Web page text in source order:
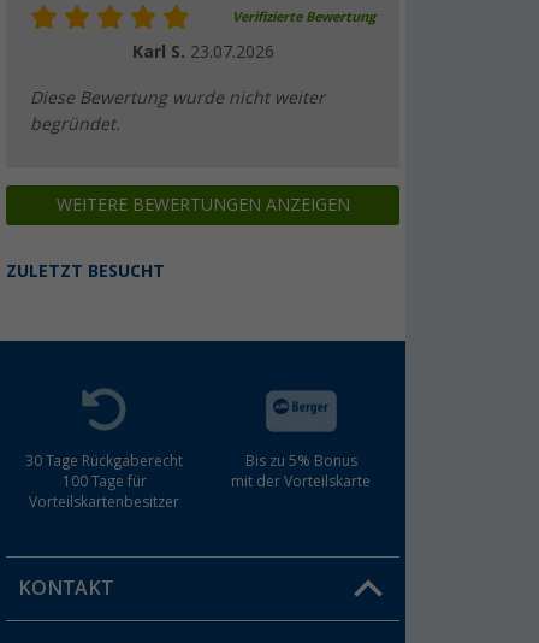
Omnia Deckel
(2)
Omnia EVA-Tasche für Omnia
Omnia Funnel Lid Einfüllhilfe Backofendeckel
(3)
14,
Verifizierte Bewertung
Karl S. 23.07.2026
Diese Bewertung wurde nicht weiter
begründet.
WEITERE BEWERTUNGEN ANZEIGEN
ZULETZT BESUCHT
30 Tage Rückgaberecht
100 Tage für
Vorteilskartenbesitzer
Bis zu 5% Bonus
mit der Vorteilskarte
KONTAKT